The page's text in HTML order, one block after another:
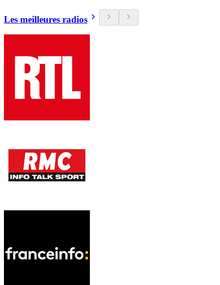
Les meilleures radios